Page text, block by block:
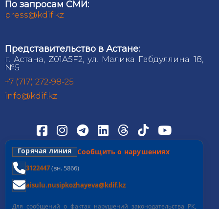
По запросам СМИ:
press@kdif.kz
Представительство в Астане:
г. Астана, Z01A5F2, ул. Малика Габдуллина 18,
№5
+7 (717) 272-98-25
info@kdif.kz
Горячая линия Сообщить о нарушениях
3122447(вн. 5866)
aisulu.nusipkozhayeva@kdif.kz
Для сообщений о фактах нарушений законодательства РК,